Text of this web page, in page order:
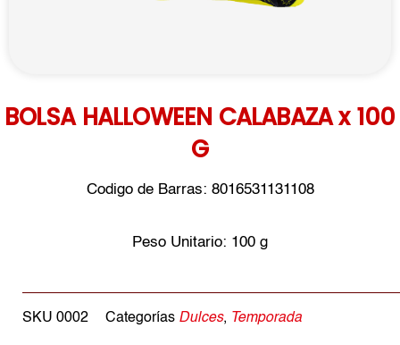
BOLSA HALLOWEEN CALABAZA x 100
G
Codigo de Barras: 8016531131108
Peso Unitario: 100 g
SKU 0002 Categorías Dulces, Temporada